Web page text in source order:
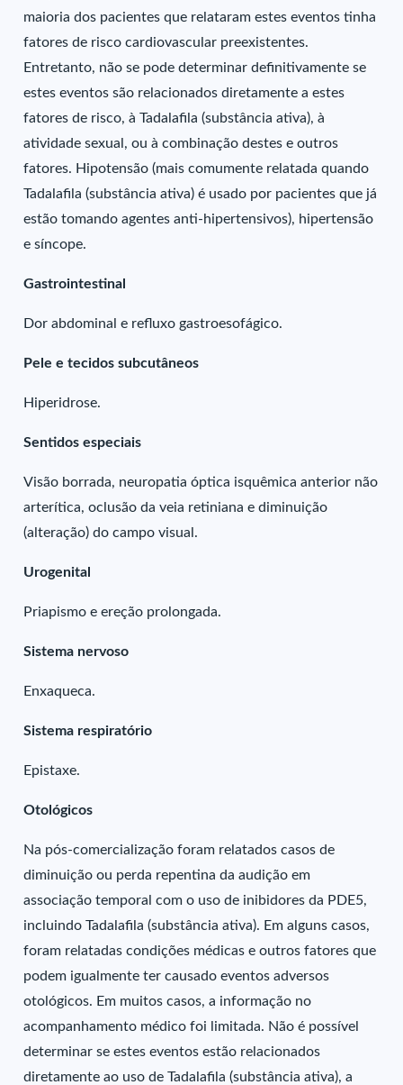
maioria dos pacientes que relataram estes eventos tinha
fatores de risco cardiovascular preexistentes.
Entretanto, não se pode determinar definitivamente se
estes eventos são relacionados diretamente a estes
fatores de risco, à Tadalafila (substância ativa), à
atividade sexual, ou à combinação destes e outros
fatores. Hipotensão (mais comumente relatada quando
Tadalafila (substância ativa) é usado por pacientes que já
estão tomando agentes anti-hipertensivos), hipertensão
e síncope.
Gastrointestinal
Dor abdominal e refluxo gastroesofágico.
Pele e tecidos subcutâneos
Hiperidrose.
Sentidos especiais
Visão borrada, neuropatia óptica isquêmica anterior não
arterítica, oclusão da veia retiniana e diminuição
(alteração) do campo visual.
Urogenital
Priapismo e ereção prolongada.
Sistema nervoso
Enxaqueca.
Sistema respiratório
Epistaxe.
Otológicos
Na pós-comercialização foram relatados casos de
diminuição ou perda repentina da audição em
associação temporal com o uso de inibidores da PDE5,
incluindo Tadalafila (substância ativa). Em alguns casos,
foram relatadas condições médicas e outros fatores que
podem igualmente ter causado eventos adversos
otológicos. Em muitos casos, a informação no
acompanhamento médico foi limitada. Não é possível
determinar se estes eventos estão relacionados
diretamente ao uso de Tadalafila (substância ativa), a